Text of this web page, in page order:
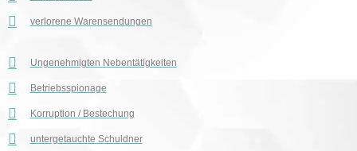
verlorene Warensendungen
Ungenehmigten Nebentätigkeiten
Betriebsspionage
Korruption / Bestechung
untergetauchte Schuldner